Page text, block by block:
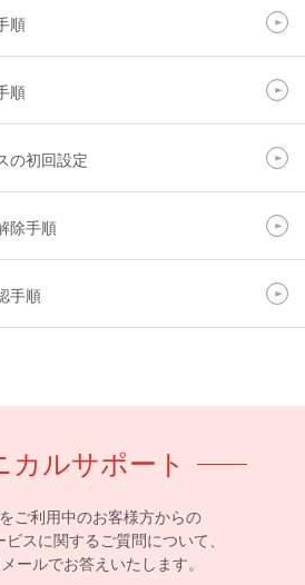
順
順
の初回設定
除手順
手順
カルサポート
ご利用中のお客様方からの
スに関するご質問について、
ールでお答えいたします。